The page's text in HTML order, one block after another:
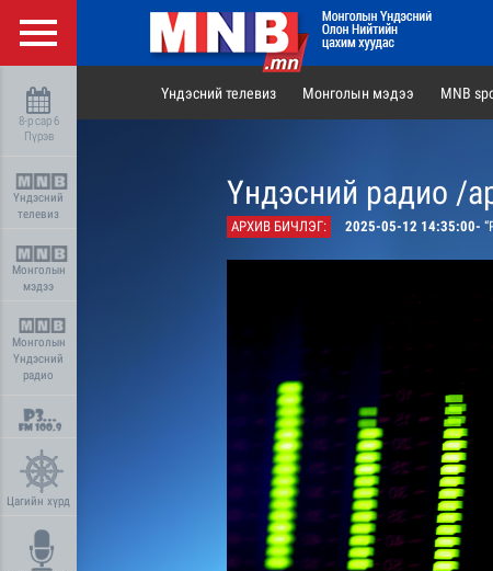
8-р сар 6
Пүрэв
Үндэсний
телевиз
Монголын
мэдээ
Монголын
Үндэсний
радио
Цагийн хүрд
Үндэсний телевиз Монголын мэдээ MNB
Үндэсний радио /
АРХИВ БИЧЛЭГ: 2025-05-12 14:35:00-